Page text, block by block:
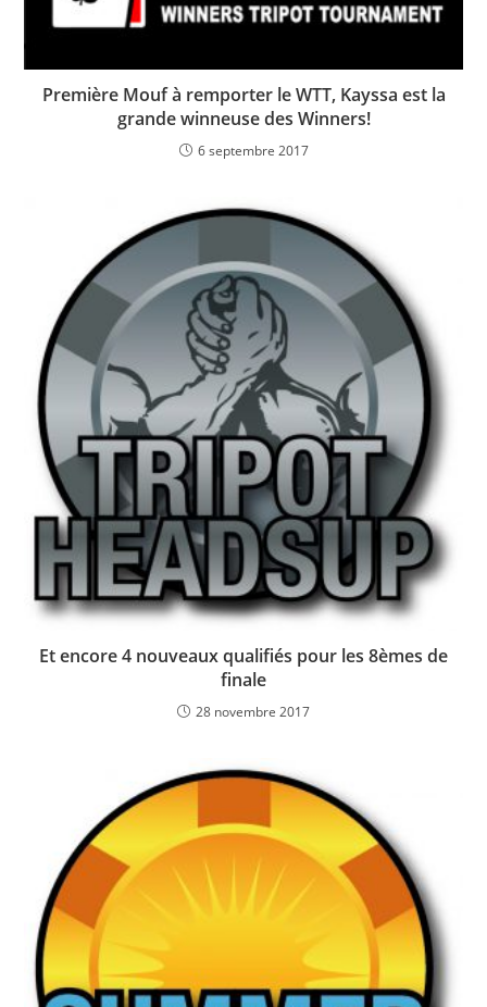
Première Mouf à remporter le WTT, Kayssa est la
grande winneuse des Winners!
6 septembre 2017
Et encore 4 nouveaux qualifiés pour les 8èmes de
finale
28 novembre 2017